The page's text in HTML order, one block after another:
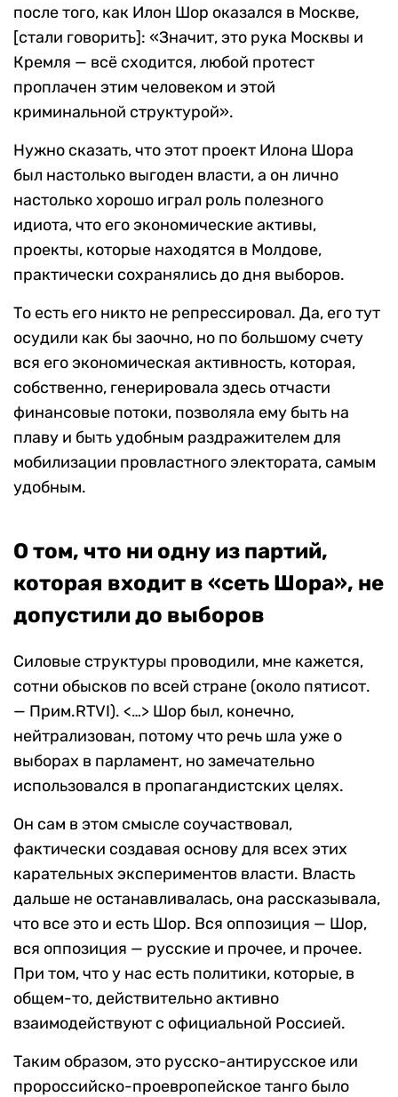
после того, как Илон Шор оказался в Москве,
[стали говорить]: «Значит, это рука Москвы и
Кремля — всё сходится, любой протест
проплачен этим человеком и этой
криминальной структурой».
Нужно сказать, что этот проект Илона Шора
был настолько выгоден власти, а он лично
настолько хорошо играл роль полезного
идиота, что его экономические активы,
проекты, которые находятся в Молдове,
практически сохранялись до дня выборов.
То есть его никто не репрессировал. Да, его тут
осудили как бы заочно, но по большому счету
вся его экономическая активность, которая,
собственно, генерировала здесь отчасти
финансовые потоки, позволяла ему быть на
плаву и быть удобным раздражителем для
мобилизации провластного электората, самым
удобным.
О том, что ни одну из партий,
которая входит в «сеть Шора», не
допустили до выборов
Силовые структуры проводили, мне кажется,
сотни обысков по всей стране (около пятисот.
— Прим.RTVI). <…> Шор был, конечно,
нейтрализован, потому что речь шла уже о
выборах в парламент, но замечательно
использовался в пропагандистских целях.
Он сам в этом смысле соучаствовал,
фактически создавая основу для всех этих
карательных экспериментов власти. Власть
дальше не останавливалась, она рассказывала,
что все это и есть Шор. Вся оппозиция — Шор,
вся оппозиция — русские и прочее, и прочее.
При том, что у нас есть политики, которые, в
общем-то, действительно активно
взаимодействуют с официальной Россией.
Таким образом, это русско-антирусское или
пророссийско-проевропейское танго было